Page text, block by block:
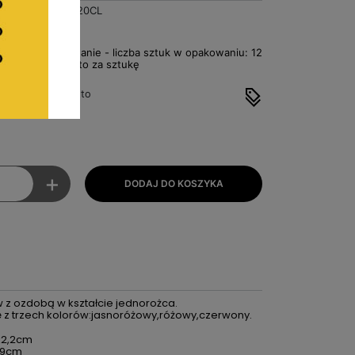
BA4320CL
Za opakowanie - liczba sztuk w opakowaniu: 12
0,66zł Netto za sztukę
9,72zł brutto
+
z ozdobą w kształcie jednorożca.
z trzech kolorów:jasnoróżowy,różowy,czerwony.